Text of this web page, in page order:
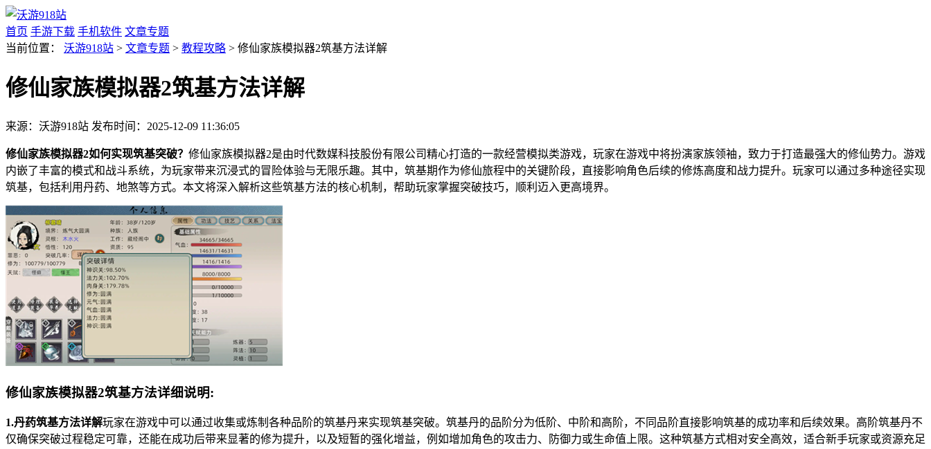
首页 手游下载 手机软件 文章专题
当前位置： 沃游918站 > 文章专题 > 教程攻略 > 修仙家族模拟器2筑基方法详解
修仙家族模拟器2筑基方法详解
来源：沃游918站 发布时间：2025-12-09 11:36:05
修仙家族模拟器2如何实现筑基突破？ 修仙家族模拟器2是由时代数媒科技股份有限公司精心打造的一款经营模拟类游戏，玩家在游戏中将扮演家族领袖，致力于打造最强大的修仙势力。游戏
内嵌了丰富的模式和战斗系统，为玩家带来沉浸式的冒险体验与无限乐趣。其中，筑基期作为修仙旅程中的关键阶段，直接影响角色后续的修炼高度和战力提升。玩家可以通过多种途径实现
筑基，包括利用丹药、地煞等方式。本文将深入解析这些筑基方法的核心机制，帮助玩家掌握突破技巧，顺利迈入更高境界。
修仙家族模拟器2筑基方法详细说明:
1.丹药筑基方法详解玩家在游戏中可以通过收集或炼制各种品阶的筑基丹来实现筑基突破。筑基丹的品阶分为低阶、中阶和高阶，不同品阶直接影响筑基的成功率和后续效果。高阶筑基丹不
仅确保突破过程稳定可靠，还能在成功后带来显著的修为提升，以及短暂的强化增益，例如增加角色的攻击力、防御力或生命值上限。这种筑基方式相对安全高效，适合新手玩家或资源充足